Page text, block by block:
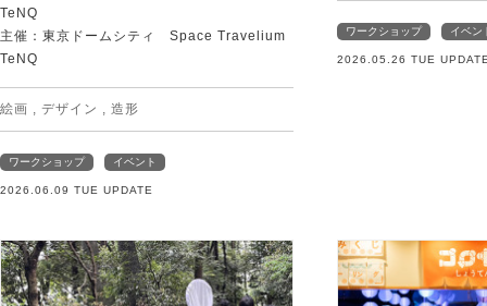
TeNQ
主催：東京ドームシティ Space Travelium
TeNQ
絵画 , デザイン , 造形
ワークショップ イベント
2026.06.09 TUE UPDATE
ワークショップ イベン
2026.05.26 TUE